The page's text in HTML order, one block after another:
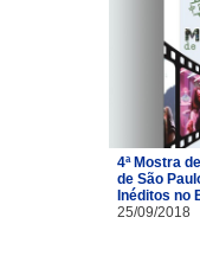
4ª Mostra
de São
Inéditos no
25/09/2018